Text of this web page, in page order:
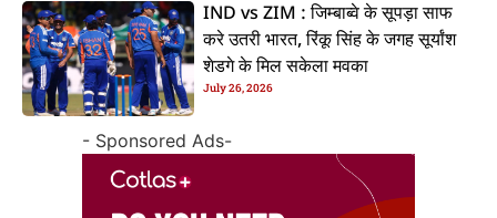
IND vs ZIM : जिम्बाब्वे के सूपड़ा साफ
करे उतरी भारत, रिंकू सिंह के जगह सूर्यांश
शेडगे के मिल सकेला मवका
July 26, 2026
- Sponsored Ads-